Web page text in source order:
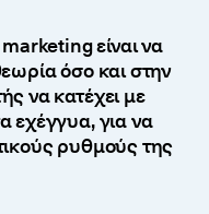
είναι να
όσο και στην
να κατέχει με
εχέγγυα, για να
ρυθμούς της